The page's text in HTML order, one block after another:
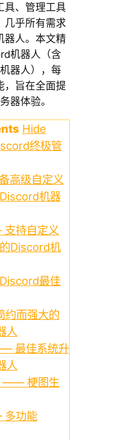
具、管理工具
几乎所有需求
器人。本文精
机器人（含
器人），每
，旨在全面提
器体验。
Hide
终极管
高级自定义
机器
持自定义
Discord机
最佳
而强大的
人
最佳系统升
人
—— 梗图生
功能